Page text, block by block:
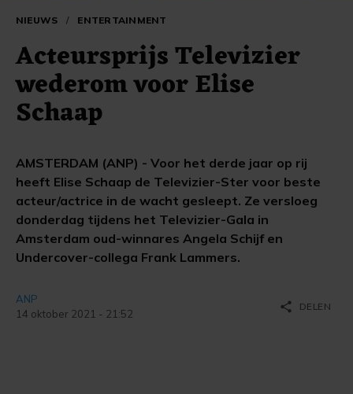
NIEUWS / ENTERTAINMENT
Acteursprijs Televizier
wederom voor Elise
Schaap
AMSTERDAM (ANP) - Voor het derde jaar op rij
heeft Elise Schaap de Televizier-Ster voor beste
acteur/actrice in de wacht gesleept. Ze versloeg
donderdag tijdens het Televizier-Gala in
Amsterdam oud-winnares Angela Schijf en
Undercover-collega Frank Lammers.
ANP
14 oktober 2021 - 21:52
share DELEN